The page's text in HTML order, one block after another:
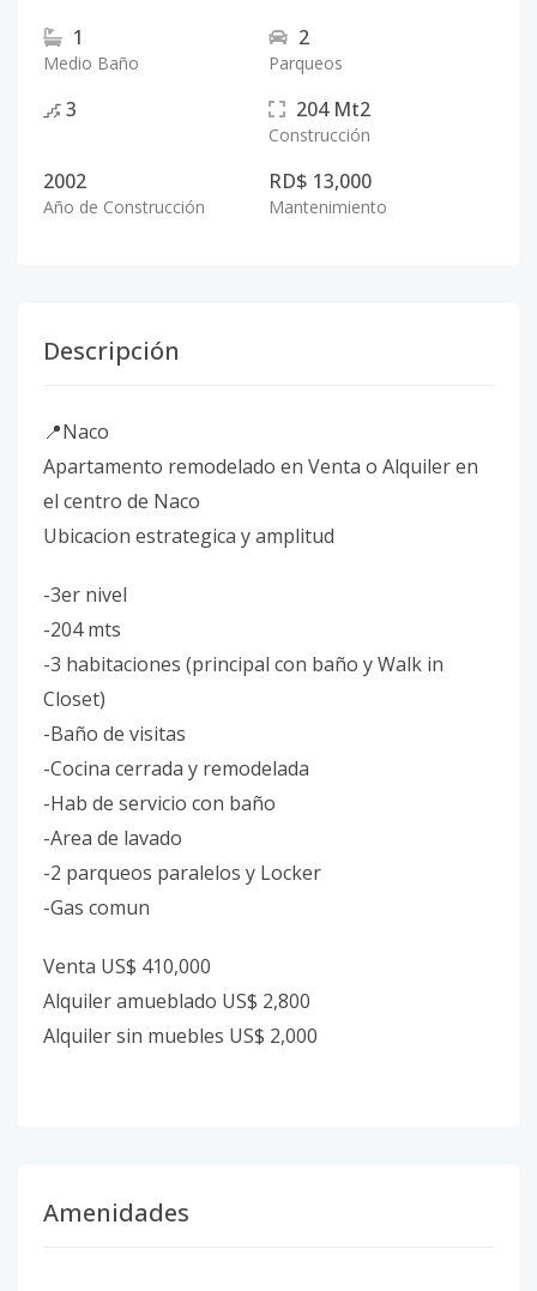
1
Medio Baño
2
Parqueos
3 204 Mt2
Construcción
2002
Año de Construcción
RD$ 13,000
Mantenimiento
Descripción
📍Naco
Apartamento remodelado en Venta o Alquiler en
el centro de Naco
Ubicacion estrategica y amplitud
-3er nivel
-204 mts
-3 habitaciones (principal con baño y Walk in
Closet)
-Baño de visitas
-Cocina cerrada y remodelada
-Hab de servicio con baño
-Area de lavado
-2 parqueos paralelos y Locker
-Gas comun
Venta US$ 410,000
Alquiler amueblado US$ 2,800
Alquiler sin muebles US$ 2,000
Amenidades